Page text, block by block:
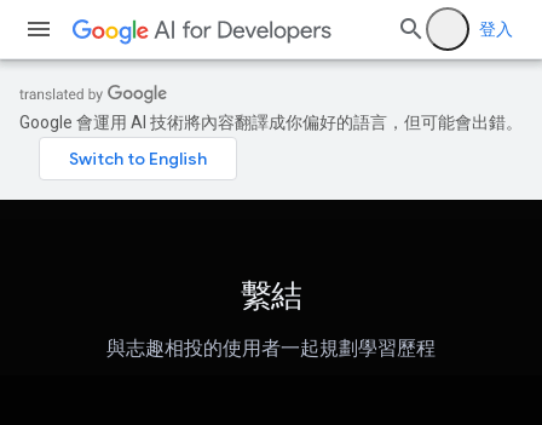
登入
Google 會運用 AI 技術將內容翻譯成你偏好的語言，但可能會出錯。
繫結
與志趣相投的使用者一起規劃學習歷程